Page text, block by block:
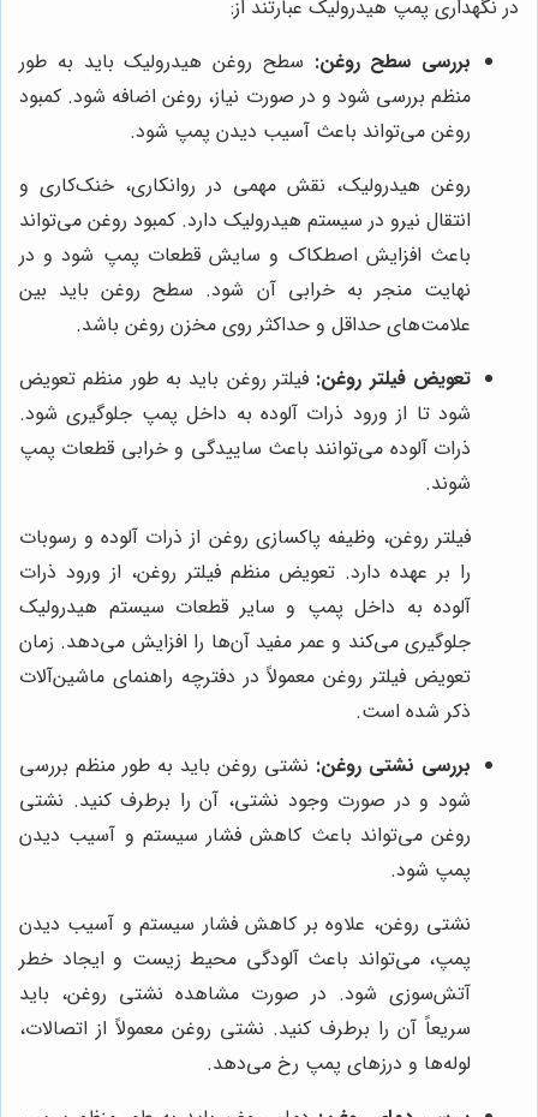
در نگهداری پمپ هیدرولیک عبارتند از:
بررسی سطح روغن: سطح روغن هیدرولیک باید به طور
منظم بررسی شود و در صورت نیاز، روغن اضافه شود. کمبود
روغن می‌تواند باعث آسیب دیدن پمپ شود.
روغن هیدرولیک، نقش مهمی در روانکاری، خنک‌کاری و
انتقال نیرو در سیستم هیدرولیک دارد. کمبود روغن می‌تواند
باعث افزایش اصطکاک و سایش قطعات پمپ شود و در
نهایت منجر به خرابی آن شود. سطح روغن باید بین
علامت‌های حداقل و حداکثر روی مخزن روغن باشد.
تعویض فیلتر روغن: فیلتر روغن باید به طور منظم تعویض
شود تا از ورود ذرات آلوده به داخل پمپ جلوگیری شود.
ذرات آلوده می‌توانند باعث ساییدگی و خرابی قطعات پمپ
شوند.
فیلتر روغن، وظیفه پاکسازی روغن از ذرات آلوده و رسوبات
را بر عهده دارد. تعویض منظم فیلتر روغن، از ورود ذرات
آلوده به داخل پمپ و سایر قطعات سیستم هیدرولیک
جلوگیری می‌کند و عمر مفید آن‌ها را افزایش می‌دهد. زمان
تعویض فیلتر روغن معمولاً در دفترچه راهنمای ماشین‌آلات
ذکر شده است.
بررسی نشتی روغن: نشتی روغن باید به طور منظم بررسی
شود و در صورت وجود نشتی، آن را برطرف کنید. نشتی
روغن می‌تواند باعث کاهش فشار سیستم و آسیب دیدن
پمپ شود.
نشتی روغن، علاوه بر کاهش فشار سیستم و آسیب دیدن
پمپ، می‌تواند باعث آلودگی محیط زیست و ایجاد خطر
آتش‌سوزی شود. در صورت مشاهده نشتی روغن، باید
سریعاً آن را برطرف کنید. نشتی روغن معمولاً از اتصالات،
لوله‌ها و درزهای پمپ رخ می‌دهد.